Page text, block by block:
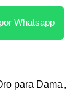
Whatsapp
para Dama ,